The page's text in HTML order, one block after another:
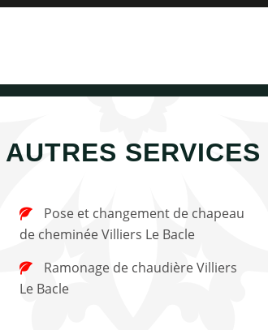
AUTRES SERVICES
de cheminée Villiers Le Bacle
Le Bacle